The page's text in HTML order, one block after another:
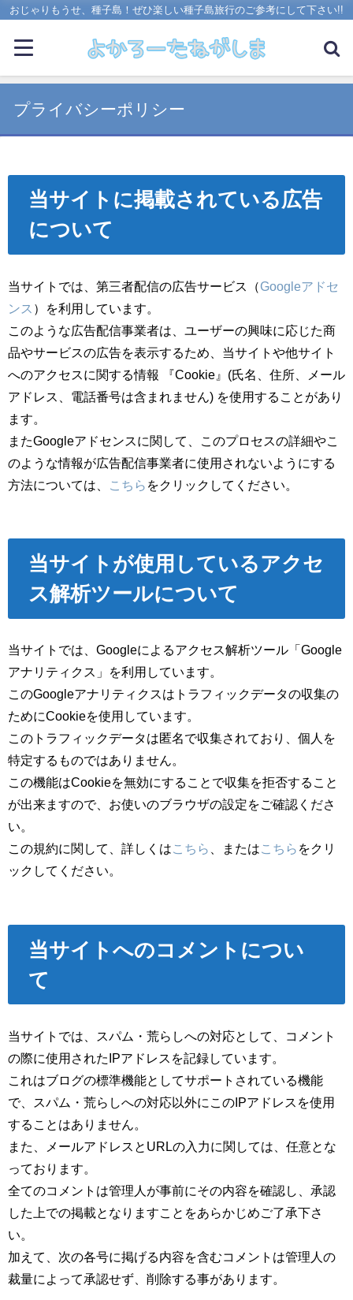
おじゃりもうせ、種子島！ぜひ楽しい種子島旅行のご参考にして下さい!!
プライバシーポリシー
当サイトに掲載されている広告
について
当サイトでは、第三者配信の広告サービス（Googleアドセ
ンス ）を利用しています。
このような広告配信事業者は、ユーザーの興味に応じた商
品やサービスの広告を表示するため、当サイトや他サイト
へのアクセスに関する情報 『Cookie』(氏名、住所、メール
アドレス、電話番号は含まれません) を使用することがあり
ます。
またGoogleアドセンスに関して、このプロセスの詳細やこ
のような情報が広告配信事業者に使用されないようにする
方法については、
こちら をクリックしてください。
当サイトが使用しているアクセ
ス解析ツールについて
当サイトでは、Googleによるアクセス解析ツール「Google
アナリティクス」を利用しています。
このGoogleアナリティクスはトラフィックデータの収集の
ためにCookieを使用しています。
このトラフィックデータは匿名で収集されており、個人を
特定するものではありません。
この機能はCookieを無効にすることで収集を拒否すること
が出来ますので、お使いのブラウザの設定をご確認くださ
い。
この規約に関して、詳しくはこちら 、またはこちら をクリ
ックしてください。
当サイトへのコメントについ
て
当サイトでは、スパム・荒らしへの対応として、コメント
の際に使用されたIPアドレスを記録しています。
これはブログの標準機能としてサポートされている機能
で、スパム・荒らしへの対応以外にこのIPアドレスを使用
することはありません。
また、メールアドレスとURLの入力に関しては、任意とな
っております。
全てのコメントは管理人が事前にその内容を確認し、承認
した上での掲載となりますことをあらかじめご了承下さ
い。
加えて、次の各号に掲げる内容を含むコメントは管理人の
裁量によって承認せず、削除する事があります。